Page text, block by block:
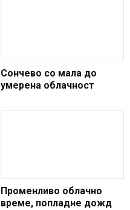
Сончево со мала до
умерена облачност
Променливо облачно
време, попладне дожд